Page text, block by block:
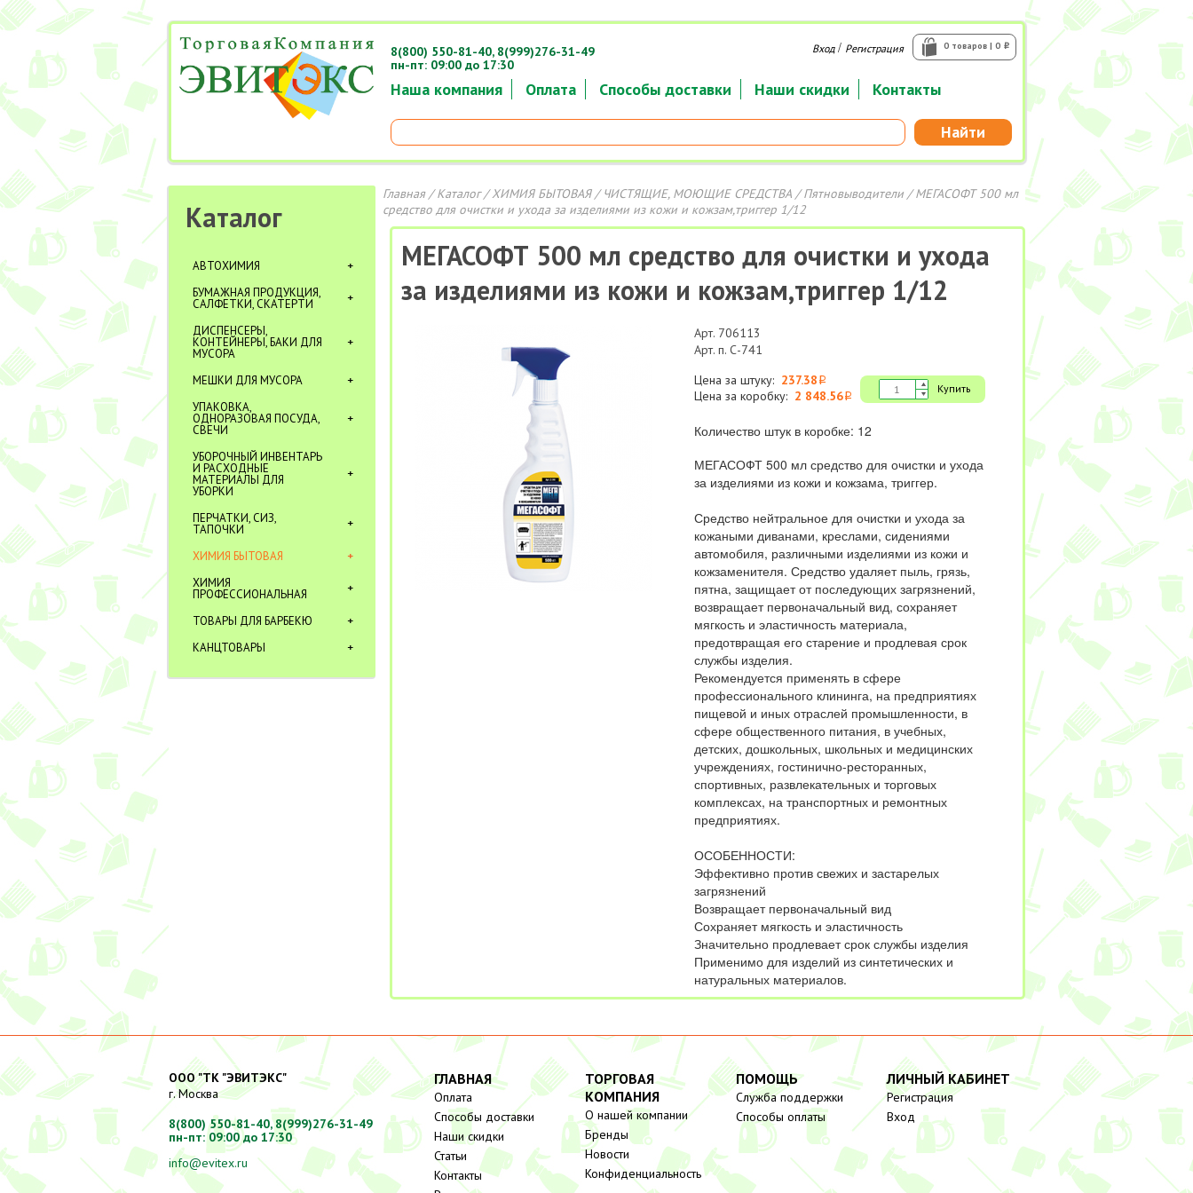
Наша компания Оплата Способы доставки Наши скидки Контакты
Найти
0 товаров | 0 i
Вход/ Регистрация
8(800) 550-81-40, 8(999)276-31-49
пн-пт: 09:00 до 17:30
Каталог
АВТОХИМИЯ
БУМАЖНАЯ ПРОДУКЦИЯ,
САЛФЕТКИ, СКАТЕРТИ
ДИСПЕНСЕРЫ,
КОНТЕЙНЕРЫ, БАКИ ДЛЯ
МУСОРА
МЕШКИ ДЛЯ МУСОРА
УПАКОВКА,
ОДНОРАЗОВАЯ ПОСУДА,
СВЕЧИ
УБОРОЧНЫЙ ИНВЕНТАРЬ
И РАСХОДНЫЕ
МАТЕРИАЛЫ ДЛЯ
УБОРКИ
ПЕРЧАТКИ, СИЗ,
ТАПОЧКИ
ХИМИЯ БЫТОВАЯ
ХИМИЯ
ПРОФЕССИОНАЛЬНАЯ
ТОВАРЫ ДЛЯ БАРБЕКЮ
КАНЦТОВАРЫ
Главная/Каталог/ХИМИЯ БЫТОВАЯ/ЧИСТЯЩИЕ, МОЮЩИЕ СРЕДСТВА/Пятновыводители/ МЕГАСОФТ 500 мл
средство для очистки и ухода за изделиями из кожи и кожзам,триггер 1/12
МЕГАСОФТ 500 мл средство для очистки и ухода
за изделиями из кожи и кожзам,триггер 1/12
Арт. 706113
Арт. п. С-741
Цена за штуку: 237.38 i
Цена за коробку: 2 848.56i
Купить
Количество штук в коробке: 12
МЕГАСОФТ 500 мл средство для очистки и ухода
за изделиями из кожи и кожзама, триггер.
Средство нейтральное для очистки и ухода за
кожаными диванами, креслами, сидениями
автомобиля, различными изделиями из кожи и
кожзаменителя. Средство удаляет пыль, грязь,
пятна, защищает от последующих загрязнений,
возвращает первоначальный вид, сохраняет
мягкость и эластичность материала,
предотвращая его старение и продлевая срок
службы изделия.
Рекомендуется применять в сфере
профессионального клининга, на предприятиях
пищевой и иных отраслей промышленности, в
сфере общественного питания, в учебных,
детских, дошкольных, школьных и медицинских
учреждениях, гостинично-ресторанных,
спортивных, развлекательных и торговых
комплексах, на транспортных и ремонтных
предприятиях.
ОСОБЕННОСТИ:
Эффективно против свежих и застарелых
загрязнений
Возвращает первоначальный вид
Сохраняет мягкость и эластичность
Значительно продлевает срок службы изделия
Применимо для изделий из синтетических и
натуральных материалов.
ООО "ТК "ЭВИТЭКС"
г. Москва
8(800) 550-81-40,8(999)276-31-49
пн-пт: 09:00 до 17:30
info@evitex.ru
ГЛАВНАЯ
Оплата
Способы доставки
Наши скидки
Статьи
Контакты
ТОРГОВАЯ
КОМПАНИЯ
О нашей компании
Бренды
Новости
Конфиденциальность
ПОМОЩЬ
Служба поддержки
Способы оплаты
ЛИЧНЫЙ КАБИНЕТ
Регистрация
Вход